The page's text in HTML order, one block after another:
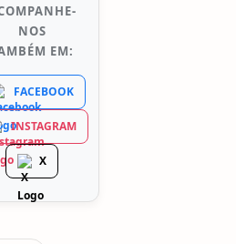
NOS
EM:
FACEBOOK
INSTAGRAM
X